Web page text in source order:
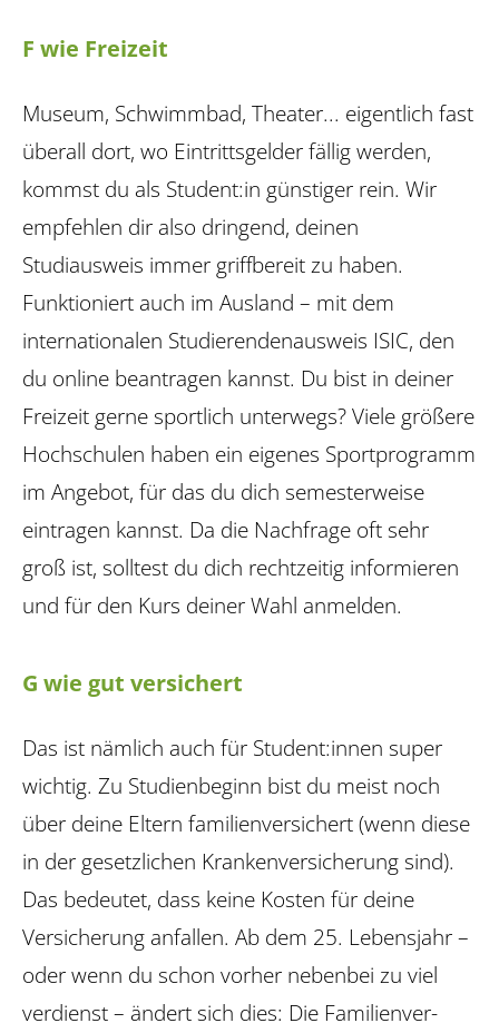
F wie Freizeit
Museum, Schwimmbad, Theater... eigentlich fast
überall dort, wo Eintrittsgelder fällig werden,
kommst du als Student:in güns­tiger rein. Wir
empfehlen dir also dringend, deinen
Studiausweis immer griffbereit zu haben.
Funktioniert auch im Ausland – mit dem
internationalen Studierendenausweis ISIC, den
du online beantragen kannst. Du bist in deiner
Freizeit gerne sportlich unterwegs? Viele größere
Hochschulen haben ein eigenes Sportprogramm
im Angebot, für das du dich semesterweise
eintragen kannst. Da die Nachfrage oft sehr
groß ist, solltest du dich rechtzeitig informieren
und für den Kurs deiner Wahl anmelden.
G wie gut versichert
Das ist nämlich auch für Student:innen super
wichtig. Zu Studienbeginn bist du meist noch
über deine Eltern familienversichert (wenn diese
in der gesetzlichen Krankenversicherung sind).
Das bedeutet, dass keine Kosten für deine
Versicherung anfallen. Ab dem 25. Lebensjahr –
oder wenn du schon vorher nebenbei zu viel
verdienst – ändert sich dies: Die Familienver­